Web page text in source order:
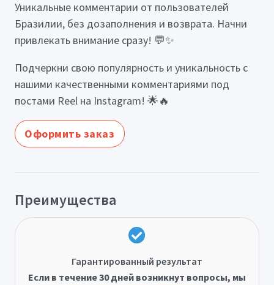
Уникальные комментарии от пользователей
Бразилии, без дозаполнения и возврата. Начни
привлекать внимание сразу! 💬✨
Подчеркни свою популярность и уникальность с
нашими качественными комментариями под
постами Reel на Instagram! 🌟🔥
Оформить заказ
Преимущества
Гарантированный результат
Если в течение 30 дней возникнут вопросы, мы